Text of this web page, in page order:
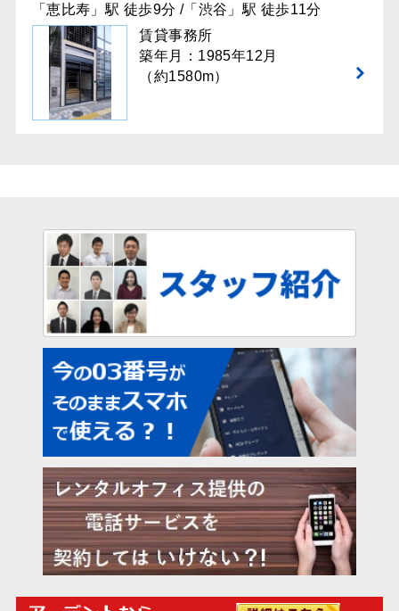
「恵比寿」駅 徒歩9分 /「渋谷」駅 徒歩11分
賃貸事務所
築年月：1985年12月
（約1580m）